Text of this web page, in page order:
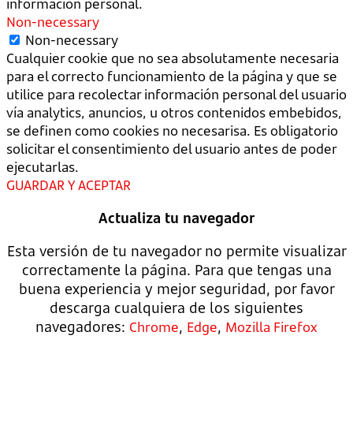
Non-necessary
Non-necessary
Cualquier cookie que no sea absolutamente necesaria
para el correcto funcionamiento de la página y que se
utilice para recolectar información personal del usuario
vía analytics, anuncios, u otros contenidos embebidos,
se definen como cookies no necesarisa. Es obligatorio
solicitar el consentimiento del usuario antes de poder
ejecutarlas.
GUARDAR Y ACEPTAR
Actualiza tu navegador
Esta versión de tu navegador no permite visualizar
correctamente la página. Para que tengas una
buena experiencia y mejor seguridad, por favor
descarga cualquiera de los siguientes
navegadores: Chrome, Edge, Mozilla Firefox